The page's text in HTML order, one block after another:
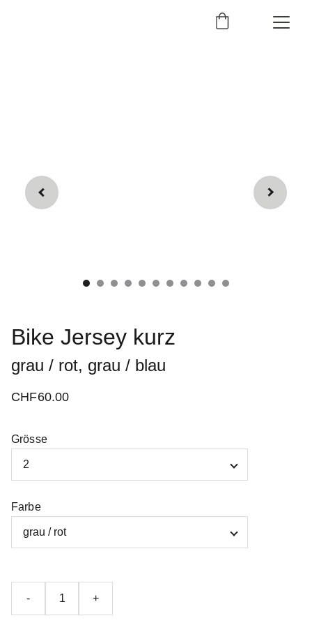
Bike Jersey kurz
grau / rot, grau / blau
CHF60.00
Grösse
Farbe
- +